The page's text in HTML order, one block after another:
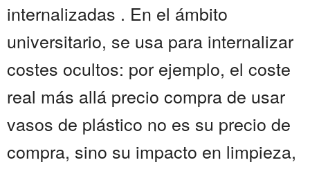
internalizadas . En el ámbito
universitario, se usa para internalizar
costes ocultos: por ejemplo, el coste
real más allá precio compra de usar
vasos de plástico no es su precio de
compra, sino su impacto en limpieza,